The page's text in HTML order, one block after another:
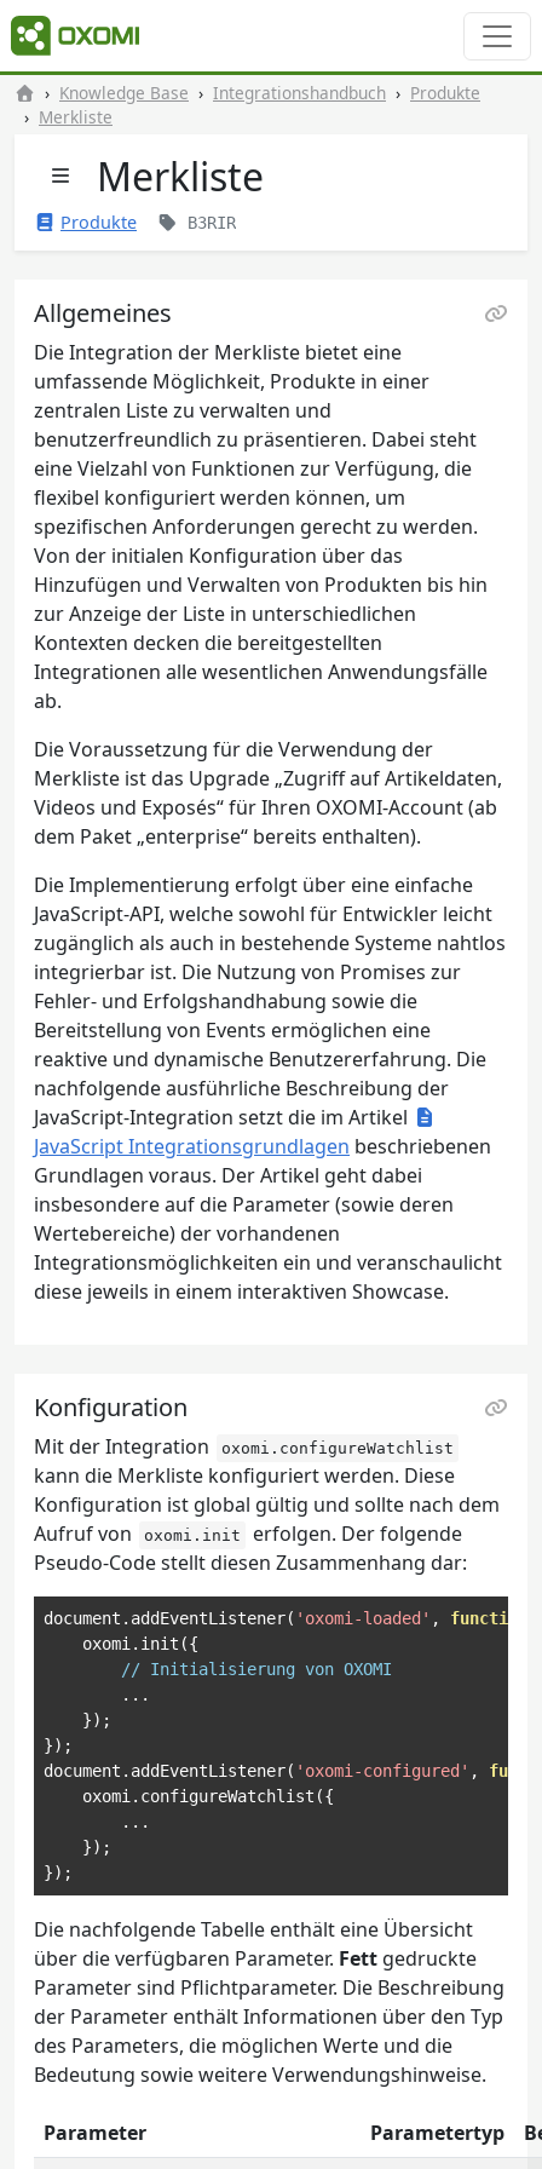
Knowledge Base Integrationshandbuch
Produkte
Merkliste
Merkliste
Produkte B3RIR
Allgemeines
Die Integration der Merkliste bietet eine
umfassende Möglichkeit, Produkte in einer
zentralen Liste zu verwalten und
benutzerfreundlich zu präsentieren. Dabei steht
eine Vielzahl von Funktionen zur Verfügung, die
flexibel konfiguriert werden können, um
spezifischen Anforderungen gerecht zu werden.
Von der initialen Konfiguration über das
Hinzufügen und Verwalten von Produkten bis hin
zur Anzeige der Liste in unterschiedlichen
Kontexten decken die bereitgestellten
Integrationen alle wesentlichen Anwendungsfälle
ab.
Die Voraussetzung für die Verwendung der
Merkliste ist das Upgrade „Zugriff auf Artikeldaten,
Videos und Exposés“ für Ihren OXOMI-Account (ab
dem Paket „enterprise“ bereits enthalten).
Die Implementierung erfolgt über eine einfache
JavaScript-API, welche sowohl für Entwickler leicht
zugänglich als auch in bestehende Systeme nahtlos
integrierbar ist. Die Nutzung von Promises zur
Fehler- und Erfolgshandhabung sowie die
Bereitstellung von Events ermöglichen eine
reaktive und dynamische Benutzererfahrung. Die
nachfolgende ausführliche Beschreibung der
JavaScript-Integration setzt die im Artikel
JavaScript Integrationsgrundlagen beschriebenen
Grundlagen voraus. Der Artikel geht dabei
insbesondere auf die Parameter (sowie deren
Wertebereiche) der vorhandenen
Integrationsmöglichkeiten ein und veranschaulicht
diese jeweils in einem interaktiven Showcase.
Konfiguration
Mit der Integration oxomi.configureWatchlist
kann die Merkliste konfiguriert werden. Diese
Konfiguration ist global gültig und sollte nach dem
Aufruf von
oxomi.init
erfolgen. Der folgende
Pseudo-Code stellt diesen Zusammenhang dar:
document . addEventListener( 'oxomi-loaded' , function
    oxomi
. init ({
// Initialisierung von OXOMI
...
});
});
document . addEventListener( 'oxomi-configured' ,
    oxomi
. configureWatchlist ({
...
});
});
Die nachfolgende Tabelle enthält eine Übersicht
über die verfügbaren Parameter. Fett gedruckte
Parameter sind Pflichtparameter. Die Beschreibung
der Parameter enthält Informationen über den Typ
des Parameters, die möglichen Werte und die
Bedeutung sowie weitere Verwendungshinweise.
Parameter Parametertyp